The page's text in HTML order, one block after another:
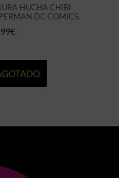
HUCHA CHIBI
DC COMICS.
€